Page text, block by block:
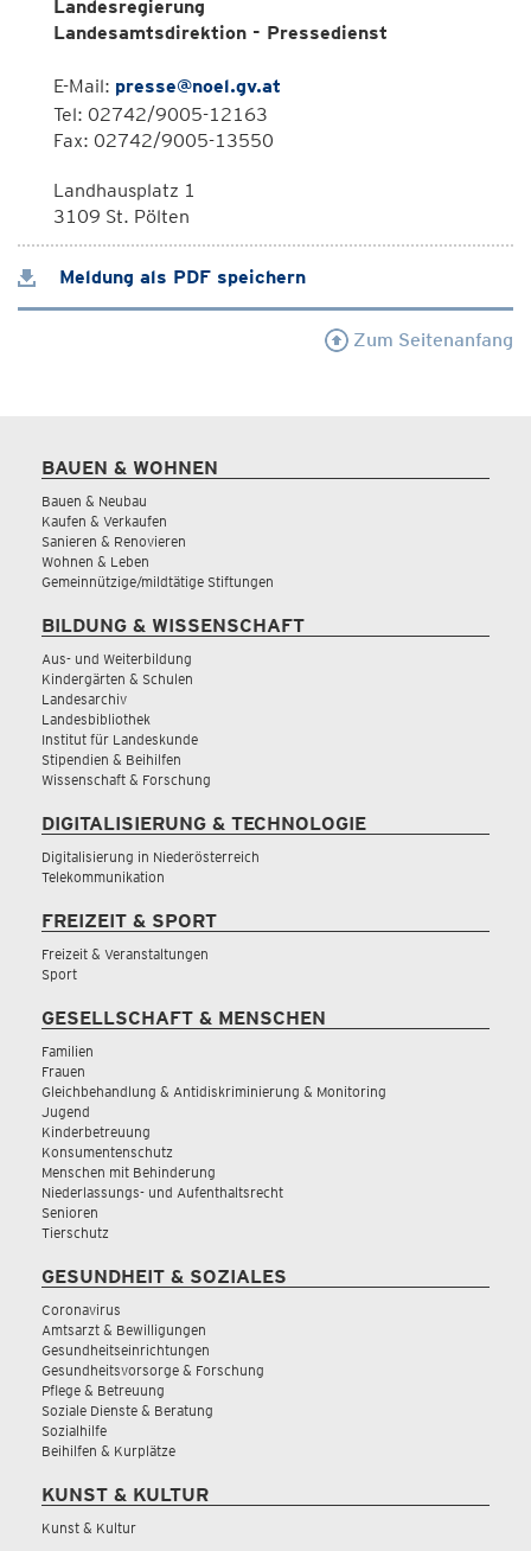
Landesregierung
Landesamtsdirektion - Pressedienst
E-Mail: presse@noel.gv.at
Tel: 02742/9005-12163
Fax: 02742/9005-13550
Landhausplatz 1
3109 St. Pölten
Meldung als PDF speichern
Zum Seitenanfang
BAUEN & WOHNEN
Bauen & Neubau
Kaufen & Verkaufen
Sanieren & Renovieren
Wohnen & Leben
Gemeinnützige/mildtätige Stiftungen
BILDUNG & WISSENSCHAFT
Aus- und Weiterbildung
Kindergärten & Schulen
Landesarchiv
Landesbibliothek
Institut für Landeskunde
Stipendien & Beihilfen
Wissenschaft & Forschung
DIGITALISIERUNG & TECHNOLOGIE
Digitalisierung in Niederösterreich
Telekommunikation
FREIZEIT & SPORT
Freizeit & Veranstaltungen
Sport
GESELLSCHAFT & MENSCHEN
Familien
Frauen
Gleichbehandlung & Antidiskriminierung & Monitoring
Jugend
Kinderbetreuung
Konsumentenschutz
Menschen mit Behinderung
Niederlassungs- und Aufenthaltsrecht
Senioren
Tierschutz
GESUNDHEIT & SOZIALES
Coronavirus
Amtsarzt & Bewilligungen
Gesundheitseinrichtungen
Gesundheitsvorsorge & Forschung
Pflege & Betreuung
Soziale Dienste & Beratung
Sozialhilfe
Beihilfen & Kurplätze
KUNST & KULTUR
Kunst & Kultur